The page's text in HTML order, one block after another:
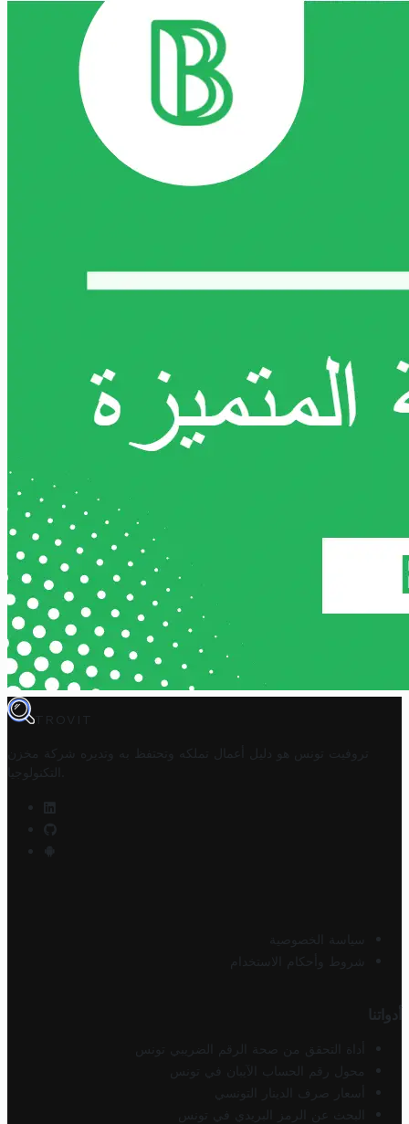
TROVIT
تروفيت تونس هو دليل أعمال تملكه وتحتفظ به وتديره
شركة مخزن
التكنولوجيا
سياسة الخصوصية
شروط وأحكام الاستخدام
أدواتنا
أداة التحقق من صحة الرقم الضريبي تونس
محول رقم الحساب الآيبان في تونس
أسعار صرف الدينار التونسي
البحث عن الرمز البريدي في تونس